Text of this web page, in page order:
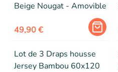
Beige Nougat - Amovible
49,90 €
Lot de 3 Draps housse
Jersey Bambou 60x120